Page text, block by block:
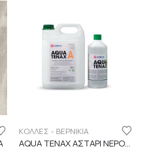
ΚΟΛΛΕΣ - ΒΕΡΝΙΚΙΑ
AQUA TENAX ΑΣΤΑΡΙ ΝΕΡΟΥ 2 ΣΥΣΤΑΤΙΚΩΝ